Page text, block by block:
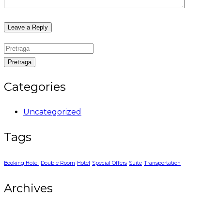
Pretraga
Categories
Uncategorized
Tags
Booking Hotel Double Room Hotel Special Offers Suite Transportation
Archives